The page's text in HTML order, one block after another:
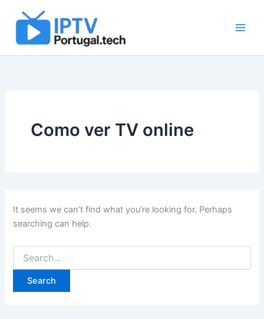
content
Como ver TV online
It seems we can’t find what you’re looking for. Perhaps
searching can help.
for: